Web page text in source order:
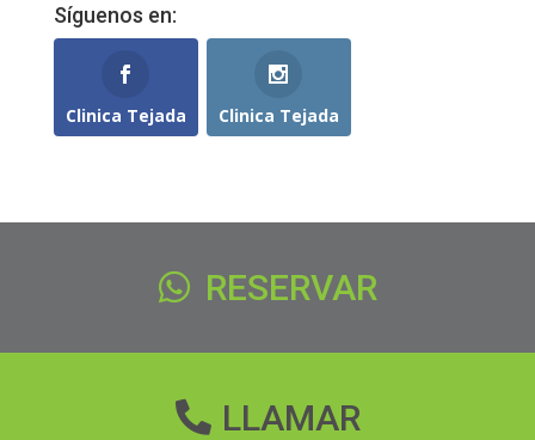
Síguenos en:
Clinica Tejada Clinica Tejada
RESERVAR
LLAMAR